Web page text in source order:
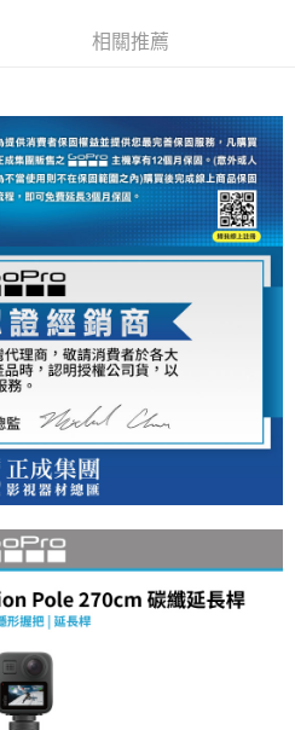
才付款」的支付方式。 讓您購物簡單
、不需儲值。
，即可結帳。
付款。
付」後，將跳轉至「AFTEE先享後付」
後，即可完成結帳。
通知簡訊。
擊此簡訊中的連結，可透過四大超商／
款，方視為交易完成。
刻繳費，但若您需要取消訂單，請聯絡
之訂單仍視為有效，需透過AFTEE先享
付 」之結帳頁面顯示為準，若有關於
support/home
供之「AFTEE先享後付」服務完成之交
人資料，並將交易相關給付款項請求債
以下網址：
代理人或監護人之同意方可使用
)免運費
)免運費
)免運費
)免運費
相關推薦